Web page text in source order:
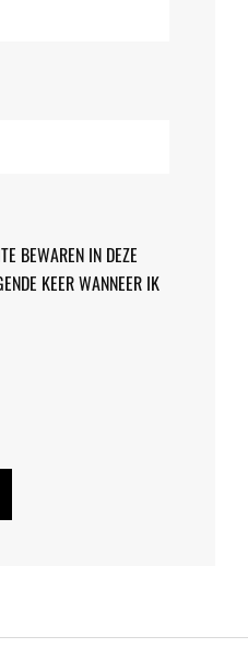
BEWAREN IN DEZE
KEER WANNEER IK